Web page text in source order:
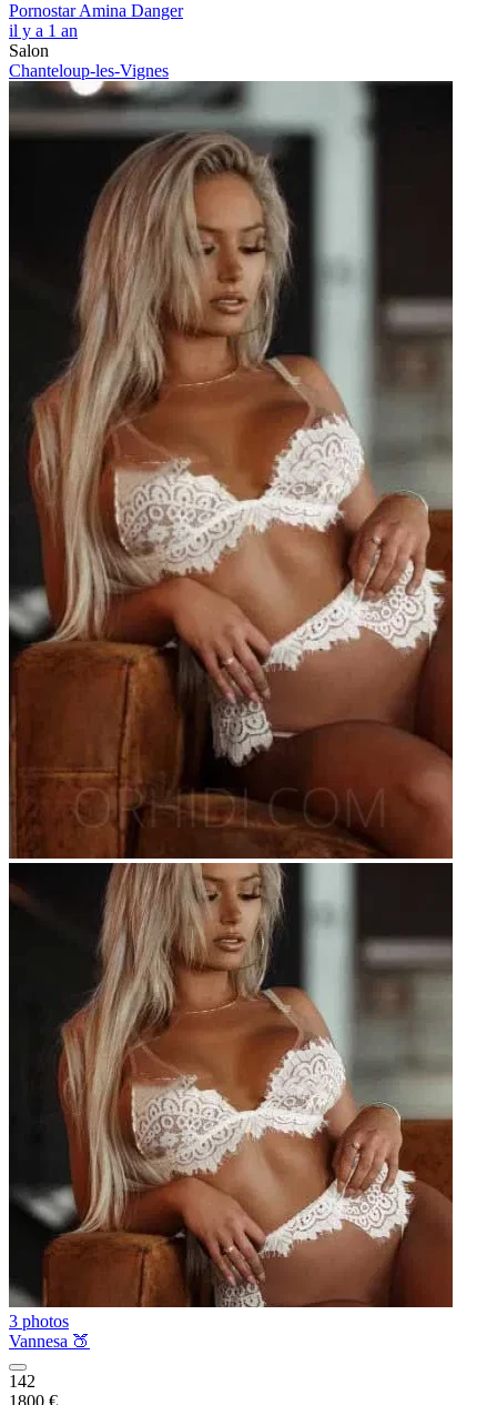
Pornostar Amina Danger
il y a 1 an
Salon
Chanteloup-les-Vignes
3 photos
Vannesa 🍑
142
1800 €